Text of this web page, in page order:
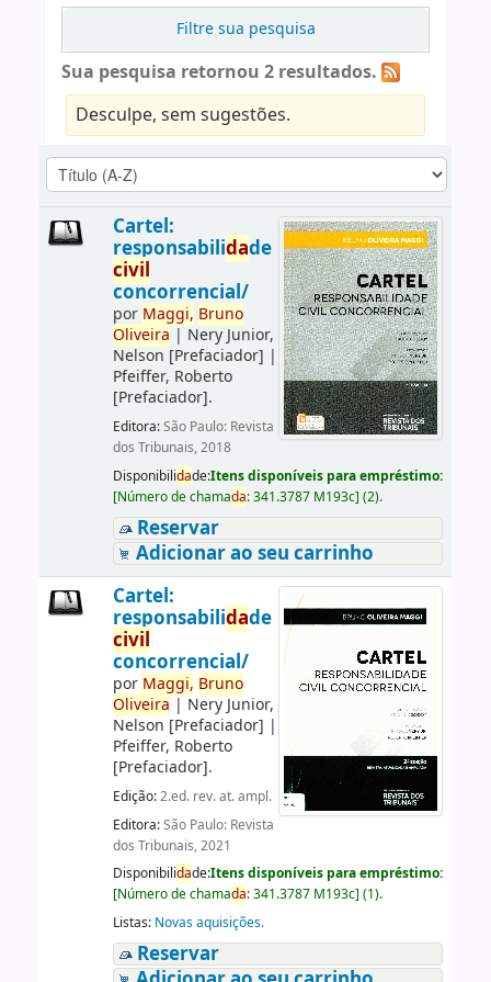
Filtre sua pesquisa
Sua pesquisa retornou 2 resultados.
Desculpe, sem sugestões.
Cartel:
responsabilidade
civil
concorrencial/
por Maggi, Bruno
Oliveira | Nery Junior,
Nelson [Prefaciador] |
Pfeiffer, Roberto
[Prefaciador].
Editora:São Paulo: Revista
dos Tribunais, 2018
Disponibilidade:Itens disponíveis para empréstimo:
[Número de chamada:341.3787 M193c] (2).
Reservar
Adicionar ao seu carrinho
Cartel:
responsabilidade
civil
concorrencial/
por Maggi, Bruno
Oliveira | Nery Junior,
Nelson [Prefaciador] |
Pfeiffer, Roberto
[Prefaciador].
Edição:2.ed. rev. at. ampl.
Editora:São Paulo: Revista
dos Tribunais, 2021
Disponibilidade:Itens disponíveis para empréstimo:
[Número de chamada:341.3787 M193c] (1).
Listas: Novas aquisições.
Reservar